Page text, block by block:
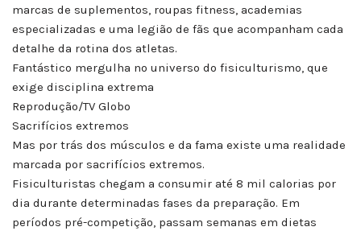
marcas de suplementos, roupas fitness, academias
especializadas e uma legião de fãs que acompanham cada
detalhe da rotina dos atletas.
Fantástico mergulha no universo do fisiculturismo, que
exige disciplina extrema
Reprodução/TV Globo
Sacrifícios extremos
Mas por trás dos músculos e da fama existe uma realidade
marcada por sacrifícios extremos.
Fisiculturistas chegam a consumir até 8 mil calorias por
dia durante determinadas fases da preparação. Em
períodos pré-competição, passam semanas em dietas